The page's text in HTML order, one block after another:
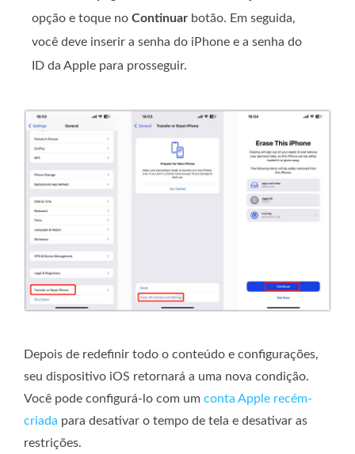
opção e toque no Continuar botão. Em seguida,
você deve inserir a senha do iPhone e a senha do
ID da Apple para prosseguir.
Depois de redefinir todo o conteúdo e configurações,
seu dispositivo iOS retornará a uma nova condição.
Você pode configurá-lo com um conta Apple recém-
criada para desativar o tempo de tela e desativar as
restrições.